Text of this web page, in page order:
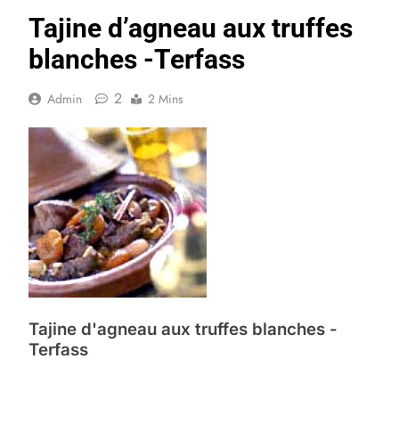
Tajine d’agneau aux truffes
blanches -Terfass
Admin 2 2 Mins
Tajine d'agneau aux truffes blanches -
Terfass